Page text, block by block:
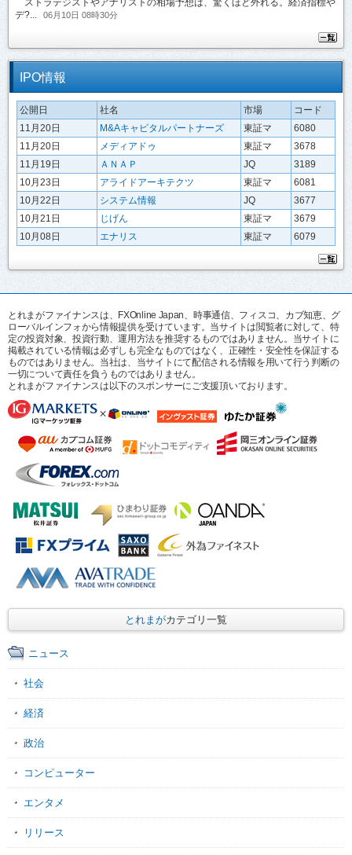
デ?...
06月10日 08時30分
IPO情報
公開日 社名 市場
コード
11月20日
M&Aキャピタルパートナーズ 東証マ
6080
11月20日
メディアドゥ 東証マ
3678
11月19日
ＡＮＡＰ JQ
3189
10月23日
アライドアーキテクツ 東証マ
6081
10月22日
システム情報 JQ
3677
10月21日
じげん 東証マ
3679
10月08日
エナリス 東証マ 6079
とれまがファイナンスは、FXOnline Japan、時事通信、フィスコ、カブ知恵、グ
ローバルインフォから情報提供を受けています。当サイトは閲覧者に対して、特
定の投資対象、投資行動、運用方法を推奨するものではありません。当サイトに
掲載されている情報は必ずしも完全なものではなく、正確性・安全性を保証する
ものではありません。当社は、当サイトにて配信される情報を用いて行う判断の
一切について責任を負うものではありません。
とれまがファイナンスは以下のスポンサーにご支援頂いております。
とれまがカテゴリ一覧
ニュース
社会
経済
政治
コンピューター
エンタメ
リリース